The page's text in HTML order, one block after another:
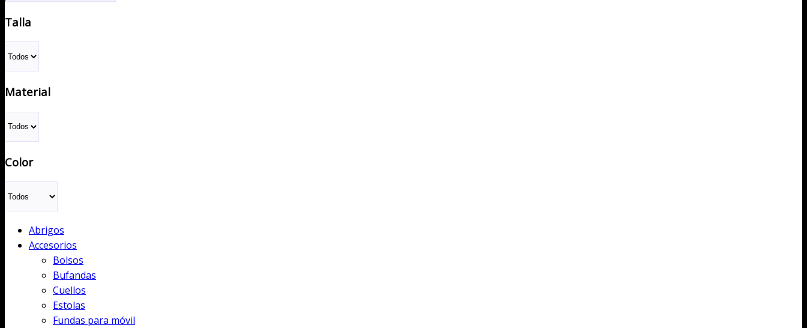
Talla
Material
Color
Abrigos
Accesorios
Bolsos
Bufandas
Cuellos
Estolas
Fundas para móvil